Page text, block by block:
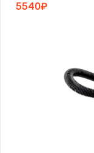
5540₽